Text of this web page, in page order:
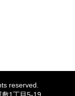
reserved.